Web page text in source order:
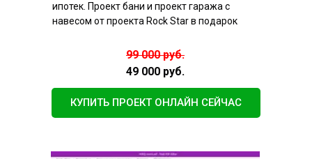
КУПИТЬ ПРОЕКТ ОНЛАЙН СЕЙЧАС
99 000 руб.
49 000 руб.
ипотек. Проект бани и проект гаража с
навесом от проекта Rock Star в подарок